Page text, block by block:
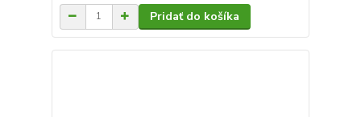
Pridať do košíka